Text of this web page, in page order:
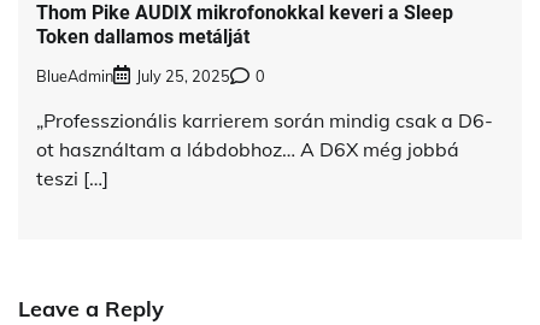
Thom Pike AUDIX mikrofonokkal keveri a Sleep
Token dallamos metálját
BlueAdmin July 25, 2025 0
„Professzionális karrierem során mindig csak a D6-
ot használtam a lábdobhoz… A D6X még jobbá
teszi […]
Leave a Reply